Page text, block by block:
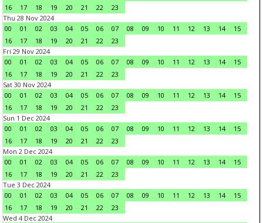
16
17 18 19 20 21 22
23
Thu 28 Nov 2024
00
01 02 03 04 05 06 07 08 09 10 11 12 13 14
15
16
17 18 19 20 21 22
23
Fri 29 Nov 2024
00
01 02 03 04 05 06 07 08 09 10 11 12 13 14
15
16
17 18 19 20 21 22
23
Sat 30 Nov 2024
00
01 02 03 04 05 06 07 08 09 10 11 12 13 14
15
16
17 18 19 20 21 22
23
Sun 1 Dec 2024
00
01 02 03 04 05 06 07 08 09 10 11 12 13 14
15
16
17 18 19 20 21 22
23
Mon 2 Dec 2024
00
01 02 03 04 05 06 07 08 09 10 11 12 13 14
15
16
17 18 19 20 21 22
23
Tue 3 Dec 2024
00
01 02 03 04 05 06 07 08 09 10 11 12 13 14
15
16
17 18 19 20 21 22
23
Wed 4 Dec 2024